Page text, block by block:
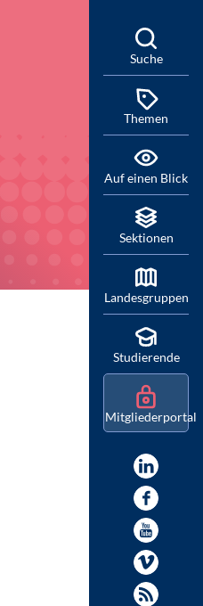
Suche
Themen
Auf einen Blick
Sektionen
Landesgruppen
Studierende
Mitgliederportal